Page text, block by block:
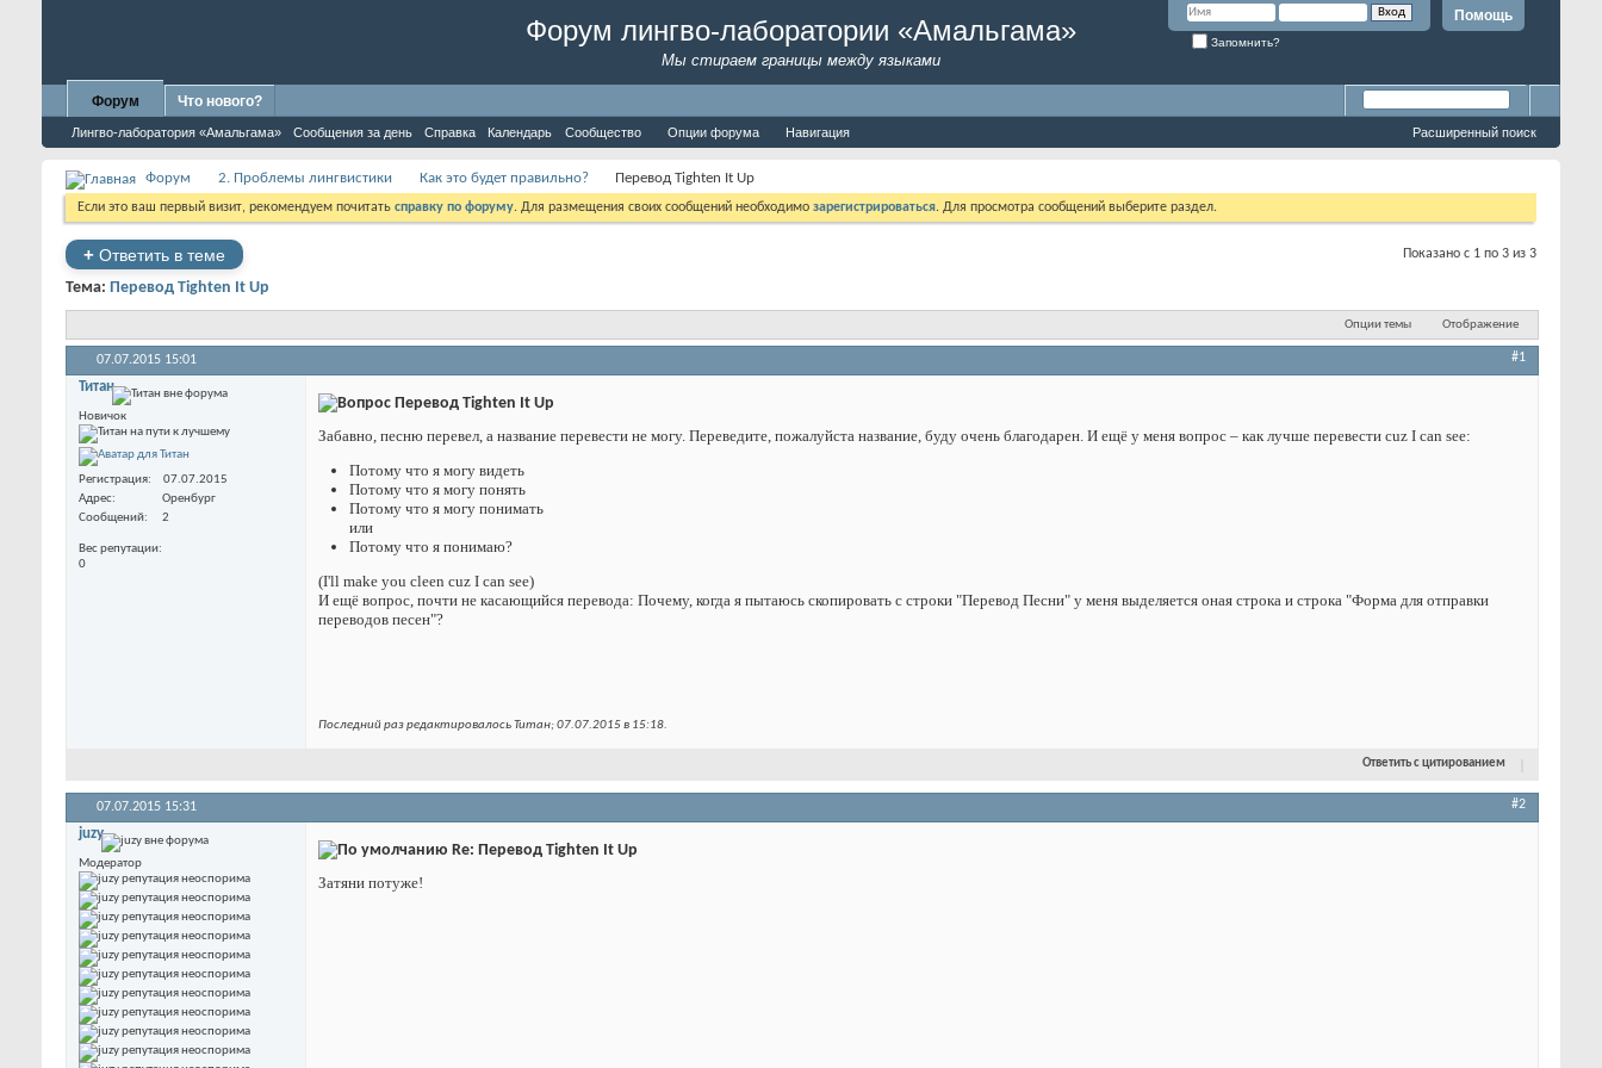
Форум лингво-лаборатории «Амальгама»
Мы стираем границы между языками
Помощь
Запомнить?
Форум
Лингво-лаборатория «Амальгама» Сообщения за день Справка Календарь Сообщество Опции форума Навигация
Что нового?
Расширенный поиск
Форум 2. Проблемы лингвистики Как это будет правильно? Перевод Tighten It Up
Если это ваш первый визит, рекомендуем почитать справку по форуму. Для размещения своих сообщений необходимо зарегистрироваться. Для просмотра сообщений выберите раздел.
+ Ответить в теме Показано с 1 по 3 из 3
Тема: Перевод Tighten It Up
Опции темы Отображение
07.07.2015 15:01 #1
Титан
Новичок
Регистрация
07.07.2015
Адрес
Оренбург
Сообщений
2
Вес репутации
0
Перевод Tighten It Up
Забавно, песню перевел, а название перевести не могу. Переведите, пожалуйста название, буду очень благодарен. И ещё у меня вопрос – как лучше перевести cuz I can see:
Потому что я могу видеть
Потому что я могу понять
Потому что я могу понимать
или
Потому что я понимаю?
(I'll make you cleen cuz I can see)
И ещё вопрос, почти не касающийся перевода: Почему, когда я пытаюсь скопировать с строки "Перевод Песни" у меня выделяется оная строка и строка "Форма для отправки
переводов песен"?
Последний раз редактировалось Титан; 07.07.2015 в 15:18.
Ответить с цитированием
07.07.2015 15:31 #2
juzy
Модератор
Re: Перевод Tighten It Up
Затяни потуже!